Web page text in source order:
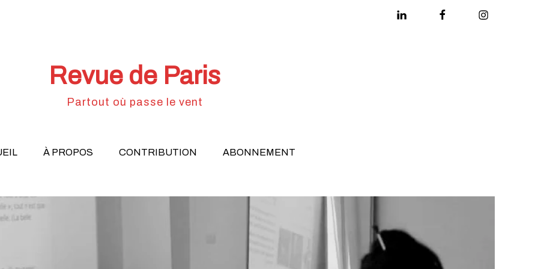
Linkedin FacebookInstagram
Revue de Paris
Partout où passe le vent
À PROPOS CONTRIBUTION ABONNEMENT